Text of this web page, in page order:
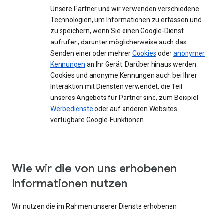
Unsere Partner und wir verwenden verschiedene
Technologien, um Informationen zu erfassen und
zu speichern, wenn Sie einen Google-Dienst
aufrufen, darunter möglicherweise auch das
Senden einer oder mehrerCookies oderanonymer
Kennungen an Ihr Gerät. Darüber hinaus werden
Cookies und anonyme Kennungen auch bei Ihrer
Interaktion mit Diensten verwendet, die Teil
unseres Angebots für Partner sind, zum Beispiel
Werbedienste oder auf anderen Websites
verfügbare Google-Funktionen.
Wie wir die von uns erhobenen
Informationen nutzen
Wir nutzen die im Rahmen unserer Dienste erhobenen